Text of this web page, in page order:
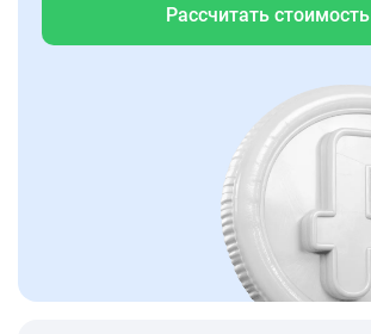
Рассчитать стоимость